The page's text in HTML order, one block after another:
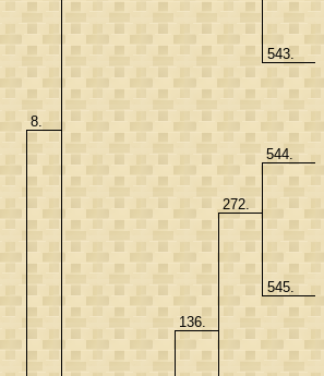
8.
543.
136.
272.
544.
545.